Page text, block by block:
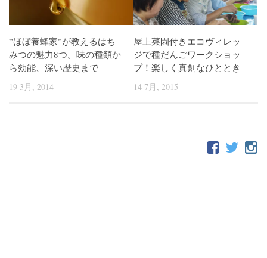
”ほぼ養蜂家”が教えるはち
みつの魅力8つ。味の種類か
ら効能、深い歴史まで
19 3月, 2014
屋上菜園付きエコヴィレッ
ジで種だんごワークショッ
プ！楽しく真剣なひととき
14 7月, 2015